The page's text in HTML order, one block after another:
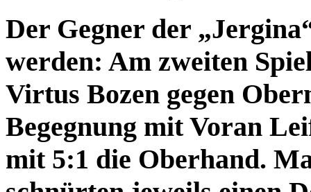
Der Gegner der
werden: Am zweiten
Virtus Bozen gegen
Begegnung mit Voran
mit 5:1 die Oberhand.